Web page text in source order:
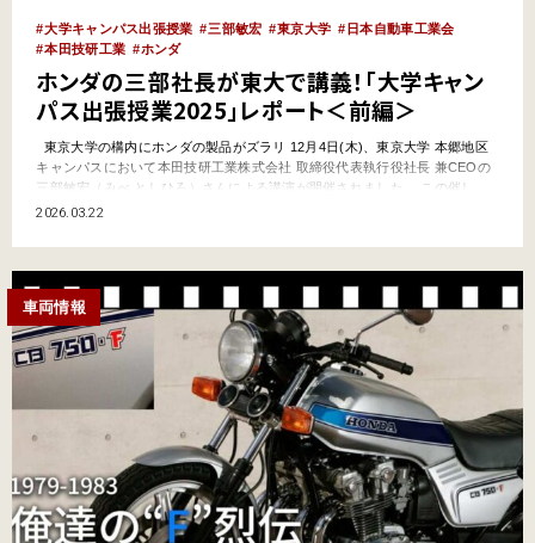
大学キャンパス出張授業 三部敏宏 東京大学
日本自動車工業会
本田技研工業
ホンダ
ホンダの三部社長が東大で講義！「大学キャン
パス出張授業2025」レポート＜前編＞
東京大学の構内にホンダの製品がズラリ 12月4日(木)、東京大学 本郷地区
キャンパスにおいて本田技研工業株式会社 取締役代表執行役社長 兼CEOの
三部敏宏（みべ としひろ）さんによる講演が開催されました。 この催し
は、一般社団法人日本自動車工業会（通称、自工会）に加盟するメーカー各
魅力や業界の今後について直…
2026.03.22
車両情報